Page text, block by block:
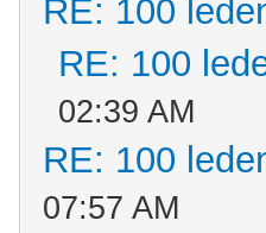
RE: 100
RE: 100
02:39 AM
RE: 100
07:57 AM